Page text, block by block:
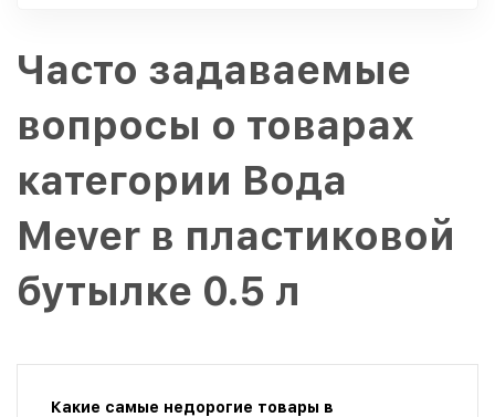
Часто задаваемые
вопросы о товарах
категории Вода
Mever в пластиковой
бутылке 0.5 л
Какие самые недорогие товары в